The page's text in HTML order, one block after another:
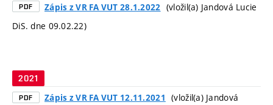
PDF Zápis z VR FA VUT 28.1.2022 (vložil(a) Jandová Lucie
DiS. dne 09.02.22)
2021
PDF Zápis z VR FA VUT 12.11.2021 (vložil(a) Jandová